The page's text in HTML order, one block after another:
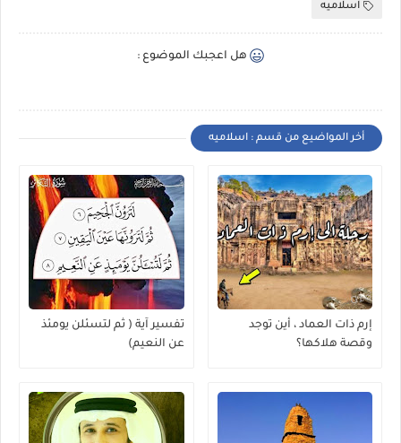
اسلاميه
هل اعجبك الموضوع :
أخر المواضيع من قسم : اسلاميه
إرم ذات العماد ، أين توجد
وقصة هلاكها؟
تفسير آية ( ثم لتسئلن يومئذ
عن النعيم)